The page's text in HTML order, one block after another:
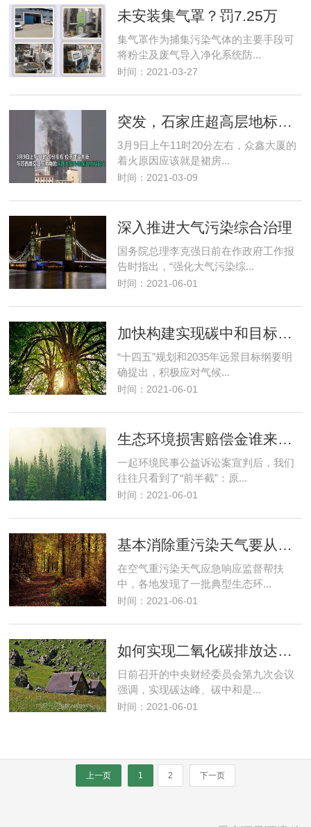
未安装集气罩？罚7.25万
集气罩作为捕集污染气体的主要手段可
将粉尘及废气导入净化系统防...
时间：2021-03-27
突发，石家庄超高层地标建筑众鑫大厦油烟井着火
3月9日上午11时20分左右，众鑫大厦的
着火原因应该就是裙房...
时间：2021-03-09
深入推进大气污染综合治理
国务院总理李克强日前在作政府工作报
告时指出，“强化大气污染综...
时间：2021-06-01
加快构建实现碳中和目标长效机制
“十四五”规划和2035年远景目标纲要明
确提出，积极应对气候...
时间：2021-06-01
生态环境损害赔偿金谁来管合适？
一起环境民事公益诉讼案宣判后，我们
往往只看到了“前半截”：原...
时间：2021-06-01
基本消除重污染天气要从现在做起
在空气重污染天气应急响应监督帮扶
中，各地发现了一批典型生态环...
时间：2021-06-01
如何实现二氧化碳排放达峰？
日前召开的中央财经委员会第九次会议
强调，实现碳达峰、碳中和是...
时间：2021-06-01
上一页 1 2 下一页